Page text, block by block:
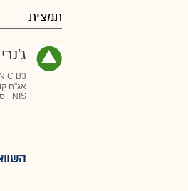
תמצית
C B3
אג"ח
NIS